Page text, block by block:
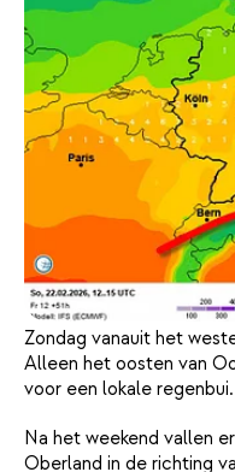
Zondag vanauit het
Alleen het oosten van
voor een lokale
Na het weekend vallen
Oberland in de richting